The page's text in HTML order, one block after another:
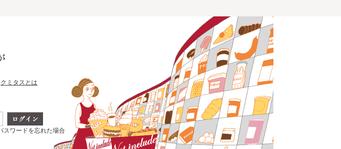
クミタスとは
スワードを忘れた場合